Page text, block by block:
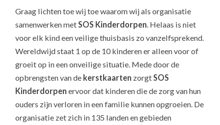
Graag lichten toe wij toe waarom wij als organisatie
samenwerken met SOS Kinderdorpen . Helaas is niet
voor elk kind een veilige thuisbasis zo vanzelfsprekend.
Wereldwijd staat 1 op de 10 kinderen er alleen voor of
groeit op in een onveilige situatie. Mede door de
opbrengsten van de kerstkaarten zorgt SOS
Kinderdorpen ervoor dat kinderen die de zorg van hun
ouders zijn verloren in een familie kunnen opgroeien. De
organisatie zet zich in 135 landen en gebieden